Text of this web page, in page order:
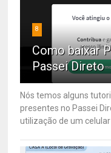
8
Como baixar
Passei Direto
Nós temos alguns
presentes no Passei
utilização de um celular